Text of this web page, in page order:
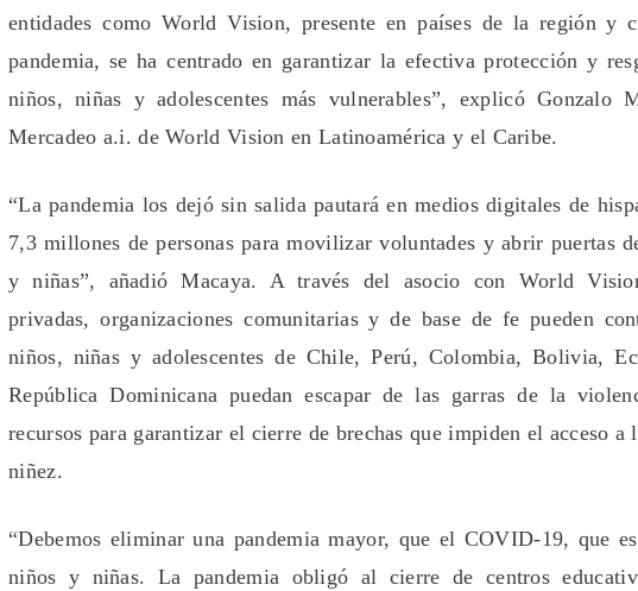
entidades como World Vision, presente en países de la región y
pandemia, se ha centrado en garantizar la efectiva protección y
niños, niñas y adolescentes más vulnerables”, explicó Gonzalo
Mercadeo a.i. de World Vision en Latinoamérica y el Caribe.
“La pandemia los dejó sin salida pautará en medios digitales de
7,3 millones de personas para movilizar voluntades y abrir puertas
y niñas”, añadió Macaya. A través del asocio con World
privadas, organizaciones comunitarias y de base de fe pueden
niños, niñas y adolescentes de Chile, Perú, Colombia, Bolivia,
República Dominicana puedan escapar de las garras de la
recursos para garantizar el cierre de brechas que impiden el acceso
niñez.
“Debemos eliminar una pandemia mayor, que el COVID-19, que
niños y niñas. La pandemia obligó al cierre de centros